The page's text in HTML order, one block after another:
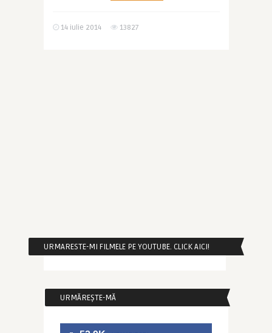
14 iulie 2014 13827
URMARESTE-MI FILMELE PE YOUTUBE. CLICK AICI!
URMĂREȘTE-MĂ